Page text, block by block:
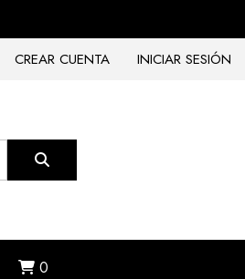
CREAR CUENTA INICIAR SESIÓN
0